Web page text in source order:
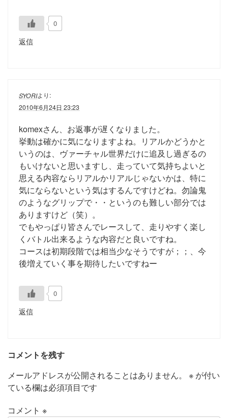
0
返信
SYORIより:
2010年6月24日 23:23
komexさん、お返事が遅くなりました。
挙動は確かに気になりますよね。リアルかどうかと
いうのは、ヴァーチャル世界だけに追及し過ぎるの
もいけないと思いますし、走っていて気持ちよいと
思える内容ならリアルかリアルじゃないかは、特に
気にならないという気はするんですけどね。勿論鬼
のようなグリップで・・というのも難しい部分では
ありますけど（笑）。
でもやっぱり皆さんでレースして、走りやすく楽し
くバトル出来るような内容だと良いですね。
コースは初期段階では相当少なそうですが；；、今
後増えていく事を期待したいですねー
0
返信
コメントを残す
メールアドレスが公開されることはありません。
※ が付い
ている欄は必須項目です
コメント ※